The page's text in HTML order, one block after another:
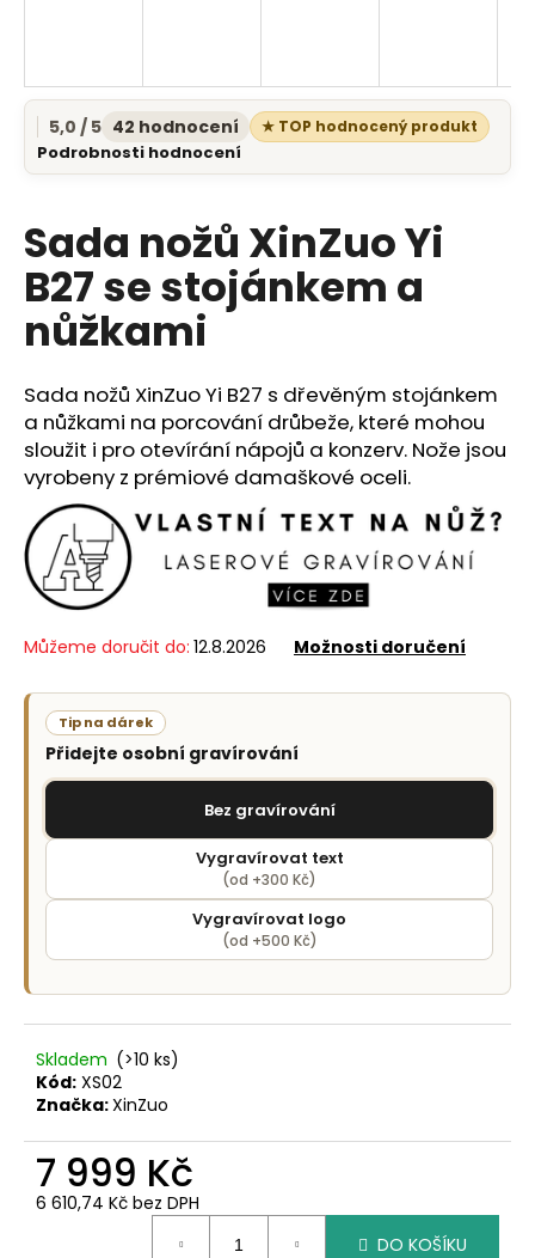
Průměrné
hodnocení
produktu
5,0
z
5
hvězdiček.
5,0 / 5 42 hodnocení ★ TOP hodnocený produkt
Podrobnosti hodnocení
Sada nožů XinZuo Yi
B27 se stojánkem a
nůžkami
Sada nožů XinZuo Yi B27 s dřevěným stojánkem
a nůžkami na porcování drůbeže, které mohou
sloužit i pro otevírání nápojů a konzerv. Nože jsou
vyrobeny z prémiové damaškové oceli.
Můžeme doručit do: 12.8.2026 Možnosti doručení
Tip na dárek
Přidejte osobní gravírování
Bez gravírování
Vygravírovat text
(od +300 Kč)
Vygravírovat logo
(od +500 Kč)
Skladem (>10 ks)
Kód: XS02
Značka:XinZuo
7 999 Kč
6 610,74 Kč bez DPH
DO KOŠÍKU
í
?
HLEDAT
D
o
p
o
r
u
č
u
j
m